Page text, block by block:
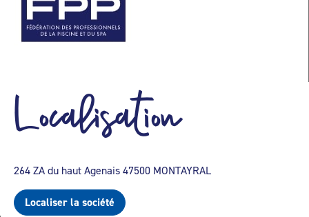
Localisation
264 ZA du haut Agenais 47500 MONTAYRAL
Localiser la société